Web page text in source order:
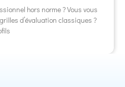
hors norme ? Vous vous
d’évaluation classiques ?